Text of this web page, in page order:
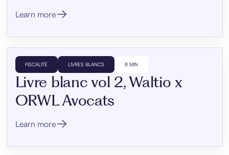
Learn more
FISCALITÉ LIVRES BLANCS 8 MIN
Livre blanc vol 2, Waltio x
ORWL Avocats
Learn more